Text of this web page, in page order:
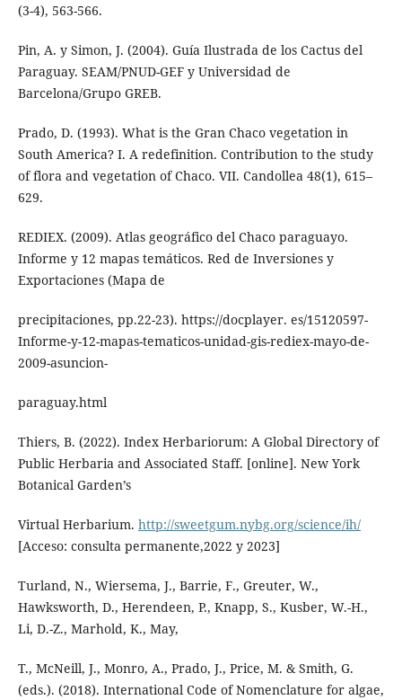
(3-4), 563-566.
Pin, A. y Simon, J. (2004). Guía Ilustrada de los Cactus del
Paraguay. SEAM/PNUD-GEF y Universidad de
Barcelona/Grupo GREB.
Prado, D. (1993). What is the Gran Chaco vegetation in
South America? I. A redefinition. Contribution to the study
of flora and vegetation of Chaco. VII. Candollea 48(1), 615–
629.
REDIEX. (2009). Atlas geográfico del Chaco paraguayo.
Informe y 12 mapas temáticos. Red de Inversiones y
Exportaciones (Mapa de
precipitaciones, pp.22-23). https://docplayer. es/15120597-
Informe-y-12-mapas-tematicos-unidad-gis-rediex-mayo-de-
2009-asuncion-
paraguay.html
Thiers, B. (2022). Index Herbariorum: A Global Directory of
Public Herbaria and Associated Staff. [online]. New York
Botanical Garden’s
Virtual Herbarium. http://sweetgum.nybg.org/science/ih/
[Acceso: consulta permanente,2022 y 2023]
Turland, N., Wiersema, J., Barrie, F., Greuter, W.,
Hawksworth, D., Herendeen, P., Knapp, S., Kusber, W.-H.,
Li, D.-Z., Marhold, K., May,
T., McNeill, J., Monro, A., Prado, J., Price, M. & Smith, G.
(eds.). (2018). International Code of Nomenclature for algae,